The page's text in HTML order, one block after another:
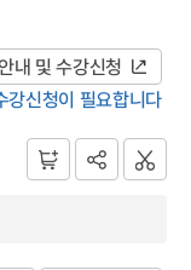
내 및 수강신청
신청이 필요합니다